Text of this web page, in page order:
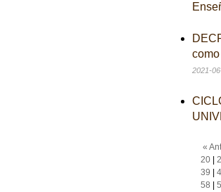
2021-
«
20|
39
58